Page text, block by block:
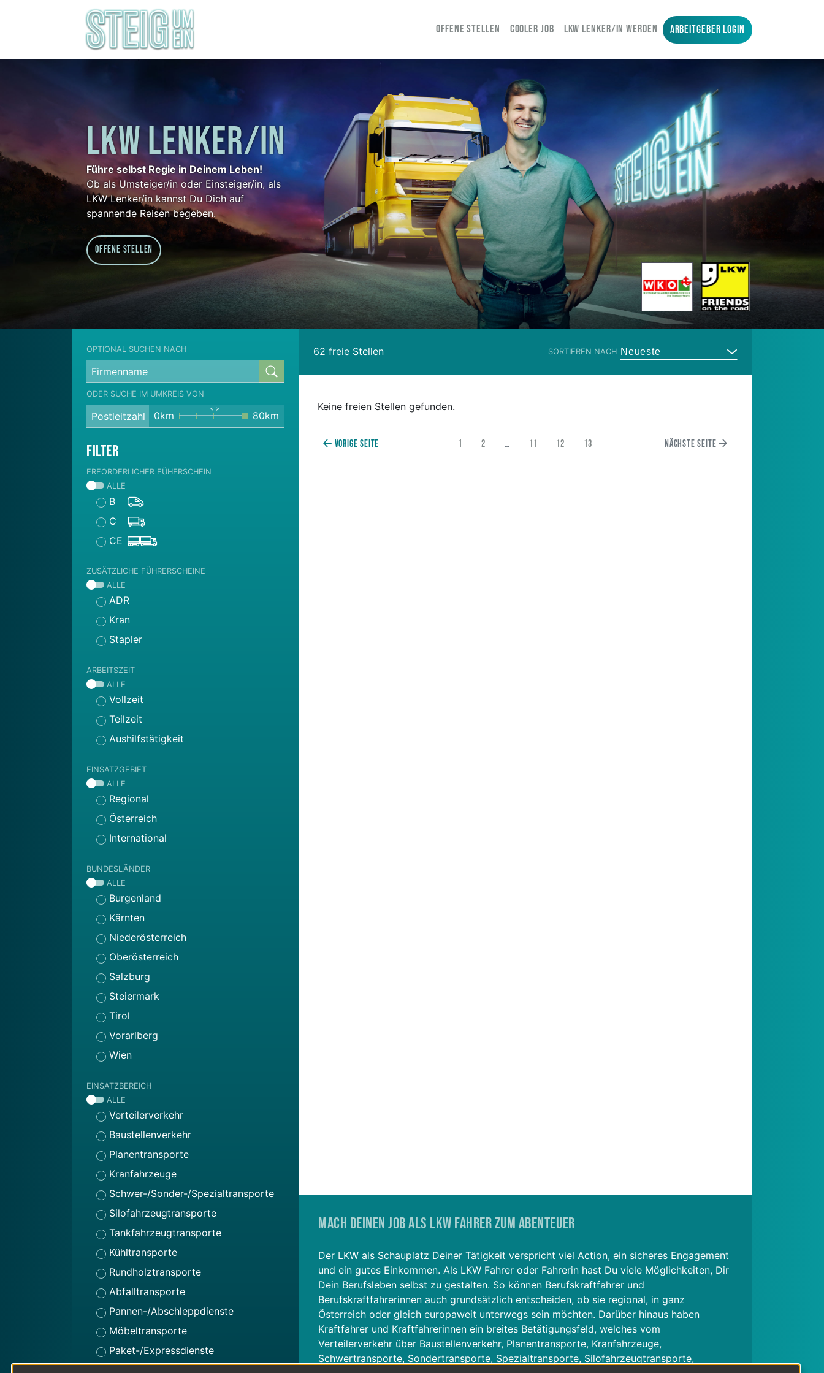
OFFENE STELLEN COOLER JOB LKW LENKER/IN WERDEN ARBEITGEBER LOGIN
LKW LENKER/IN
Führe selbst Regie in Deinem Leben!
Ob als Umsteiger/in oder Einsteiger/in, als
LKW Lenker/in kannst Du Dich auf
spannende Reisen begeben.
Offene Stellen
OPTIONAL SUCHEN NACH
ODER SUCHE IM UMKREIS VON
0km 80km
Filter
ERFORDERLICHER FÜHERSCHEIN
ALLE
B
C
CE
ZUSÄTZLICHE FÜHRERSCHEINE
ALLE
ADR
Kran
Stapler
ARBEITSZEIT
ALLE
Vollzeit
Teilzeit
Aushilfstätigkeit
EINSATZGEBIET
ALLE
Regional
Österreich
International
BUNDESLÄNDER
ALLE
Burgenland
Kärnten
Niederösterreich
Oberösterreich
Salzburg
Steiermark
Tirol
Vorarlberg
Wien
EINSATZBEREICH
ALLE
Verteilerverkehr
Baustellenverkehr
Planentransporte
Kranfahrzeuge
Schwer-/Sonder-/Spezialtransporte
Silofahrzeugtransporte
Tankfahrzeugtransporte
Kühltransporte
Rundholztransporte
Abfalltransporte
Pannen-/Abschleppdienste
Möbeltransporte
Paket-/Expressdienste
62 freie Stellen SORTIEREN NACH Neueste
Keine freien Stellen gefunden.
Vorige Seite 1 2 … 11 12 13 Nächste Seite
Mach Deinen Job als LKW Fahrer zum Abenteuer
Der LKW als Schauplatz Deiner Tätigkeit verspricht viel Action, ein sicheres Engagement
und ein gutes Einkommen. Als LKW Fahrer oder Fahrerin hast Du viele Möglichkeiten, Dir
Dein Berufsleben selbst zu gestalten. So können Berufskraftfahrer und
Berufskraftfahrerinnen auch grundsätzlich entscheiden, ob sie regional, in ganz
Österreich oder gleich europaweit unterwegs sein möchten. Darüber hinaus haben
Kraftfahrer und Kraftfahrerinnen ein breites Betätigungsfeld, welches vom
Verteilerverkehr über Baustellenverkehr, Planentransporte, Kranfahrzeuge,
Schwertransporte, Sondertransporte, Spezialtransporte, Silofahrzeugtransporte,